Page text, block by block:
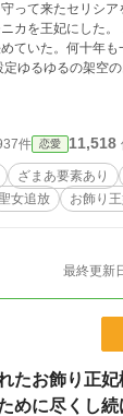
って来たセリシ
この大陸では聖女の力が全てで、
ていた。何十年
件 恋愛 11,518
ざまあ要素あり
女追放 お飾り
最終更新
たお飾り正
めに尽くし